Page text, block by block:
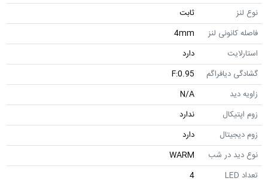
نوع لنز
ثابت
فاصله کانونی لنز
4mm
استارلایت
دارد
گشادگی دیافراگم
F:0.95
زاویه دید
N/A
زوم اپتیکال
ندارد
زوم دیجیتال
دارد
نوع دید در شب
WARM
تعداد LED
4